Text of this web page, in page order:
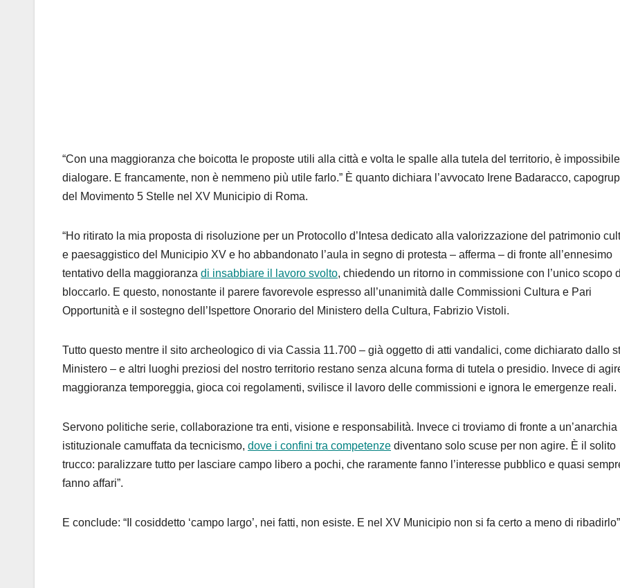
“Con una maggioranza che boicotta le proposte utili alla città e volta le spalle alla tutela del territorio, è impossibile
dialogare. E francamente, non è nemmeno più utile farlo.” È quanto dichiara l’avvocato Irene Badaracco,
del Movimento 5 Stelle nel XV Municipio di Roma.
“Ho ritirato la mia proposta di risoluzione per un Protocollo d’Intesa dedicato alla valorizzazione del patrimonio
e paesaggistico del Municipio XV e ho abbandonato l’aula in segno di protesta – afferma – di fronte all’ennesimo
tentativo della maggioranza di insabbiare il lavoro svolto, chiedendo un ritorno in commissione con l’unico scopo
bloccarlo. E questo, nonostante il parere favorevole espresso all’unanimità dalle Commissioni Cultura e Pari
Opportunità e il sostegno dell’Ispettore Onorario del Ministero della Cultura, Fabrizio Vistoli.
Tutto questo mentre il sito archeologico di via Cassia 11.700 – già oggetto di atti vandalici, come dichiarato dallo
Ministero – e altri luoghi preziosi del nostro territorio restano senza alcuna forma di tutela o presidio. Invece di
maggioranza temporeggia, gioca coi regolamenti, svilisce il lavoro delle commissioni e ignora le emergenze reali.
Servono politiche serie, collaborazione tra enti, visione e responsabilità. Invece ci troviamo di fronte a un’anarchia
istituzionale camuffata da tecnicismo, dove i confini tra competenze diventano solo scuse per non agire. È il solito
trucco: paralizzare tutto per lasciare campo libero a pochi, che raramente fanno l’interesse pubblico e quasi
fanno affari”.
E conclude: “Il cosiddetto ‘campo largo’, nei fatti, non esiste. E nel XV Municipio non si fa certo a meno di